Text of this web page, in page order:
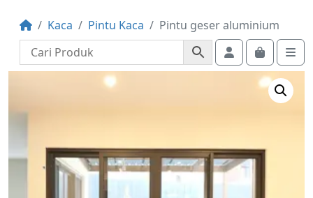
Kaca Pintu Kaca
Pintu geser aluminium
AccountCart